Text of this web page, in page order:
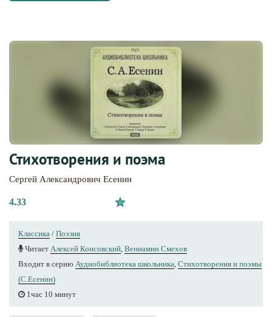
Стихотворения и поэма
Сергей Александрович Есенин
4.33
Классика / Поэзия
Читает Алексей Консовский Вениамин Смехов
Входит в серию Аудиобиблиотека школьника Стихотворения и поэмы
(С.Есенин)
1час 10 минут